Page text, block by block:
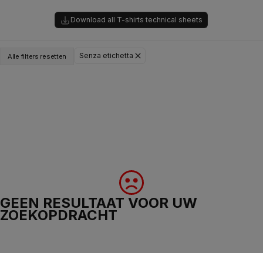
Download all T-shirts technical sheets
Alle filters resetten Senza etichetta
GEEN RESULTAAT VOOR UW
ZOEKOPDRACHT